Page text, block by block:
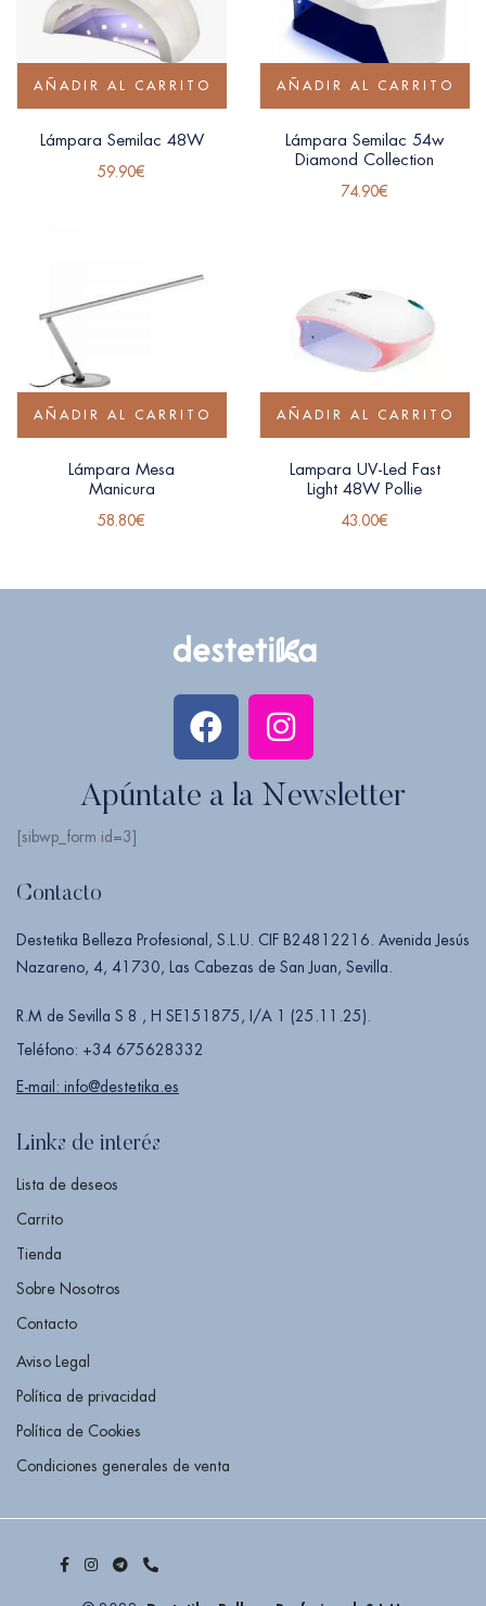
AÑADIR AL CARRITO
Lámpara Semilac 48W
59.90€
AÑADIR AL CARRITO
Lámpara Semilac 54w
Diamond Collection
74.90€
AÑADIR AL CARRITO
Lámpara Mesa
Manicura
58.80€
AÑADIR AL CARRITO
Lampara UV-Led Fast
Light 48W Pollie
43.00€
Apúntate a la Newsletter
[sibwp_form id=3]
Contacto
Destetika Belleza Profesional, S.L.U. CIF B24812216. Avenida Jesús
Nazareno, 4, 41730, Las Cabezas de San Juan, Sevilla.
R.M de Sevilla S 8 , H SE151875, I/A 1 (25.11.25).
Teléfono: +34 675628332
E-mail: info@destetika.es
Links de interés
Lista de deseos
Carrito
Tienda
Sobre Nosotros
Contacto
Aviso Legal
Política de privacidad
Política de Cookies
Condiciones generales de venta